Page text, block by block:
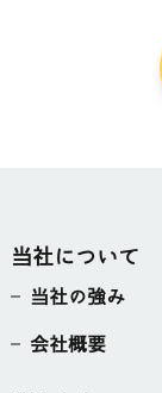
当社について
当社の強み
会社概要